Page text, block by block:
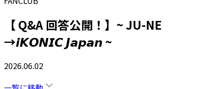
【 Q&A 回答公開！】~ JU-NE
→𝙞𝙆𝙊𝙉𝙄𝘾 𝙅𝙖𝙥𝙖𝙣 ~
2026.06.02